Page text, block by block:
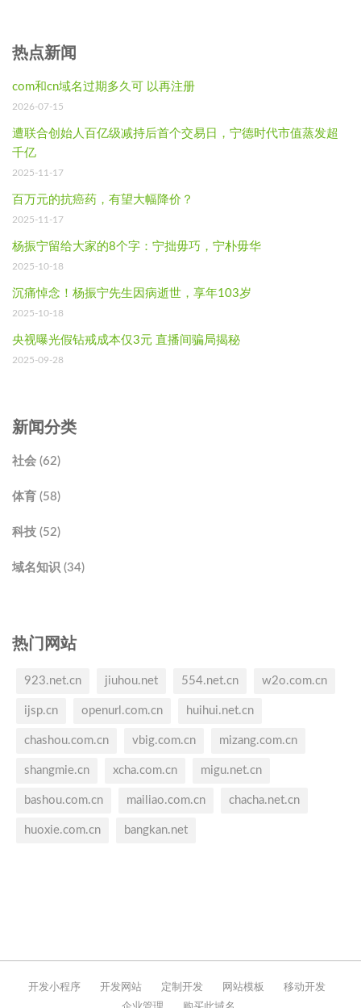
热点新闻
com和cn域名过期多久可 以再注册
2026-07-15
遭联合创始人百亿级减持后首个交易日，宁德时代市值蒸发超
千亿
2025-11-17
百万元的抗癌药，有望大幅降价？
2025-11-17
杨振宁留给大家的8个字：宁拙毋巧，宁朴毋华
2025-10-18
沉痛悼念！杨振宁先生因病逝世，享年103岁
2025-10-18
央视曝光假钻戒成本仅3元 直播间骗局揭秘
2025-09-28
新闻分类
社会 (62)
体育 (58)
科技 (52)
域名知识 (34)
热门网站
923.net.cn jiuhou.net 554.net.cn w2o.com.cn
ijsp.cn openurl.com.cn huihui.net.cn
chashou.com.cn vbig.com.cn mizang.com.cn
shangmie.cn xcha.com.cn migu.net.cn
bashou.com.cn mailiao.com.cn chacha.net.cn
huoxie.com.cn bangkan.net
开发小程序 开发网站 定制开发 网站模板
移动开发